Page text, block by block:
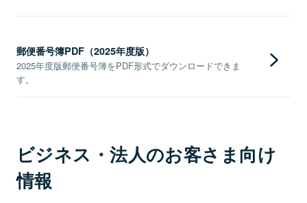
郵便番号簿PDF（2025年度版）
2025年度版郵便番号簿をPDF形式でダウンロードできま
す。
ビジネス・法人のお客さま向け
情報